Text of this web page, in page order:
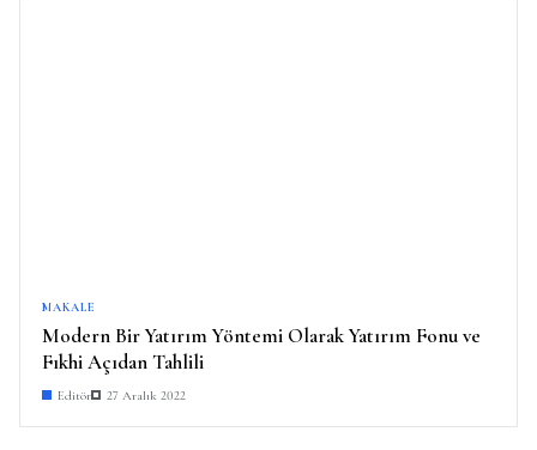
MAKALE
Modern Bir Yatırım Yöntemi Olarak Yatırım Fonu ve
Fıkhi Açıdan Tahlili
Editör 27 Aralık 2022